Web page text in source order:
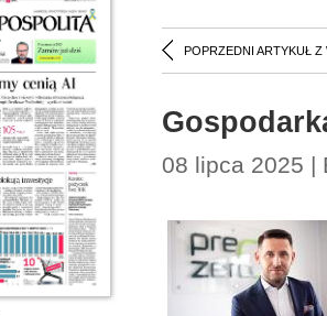
POPRZEDNI ARTYKUŁ Z
08 lipca 2025 |